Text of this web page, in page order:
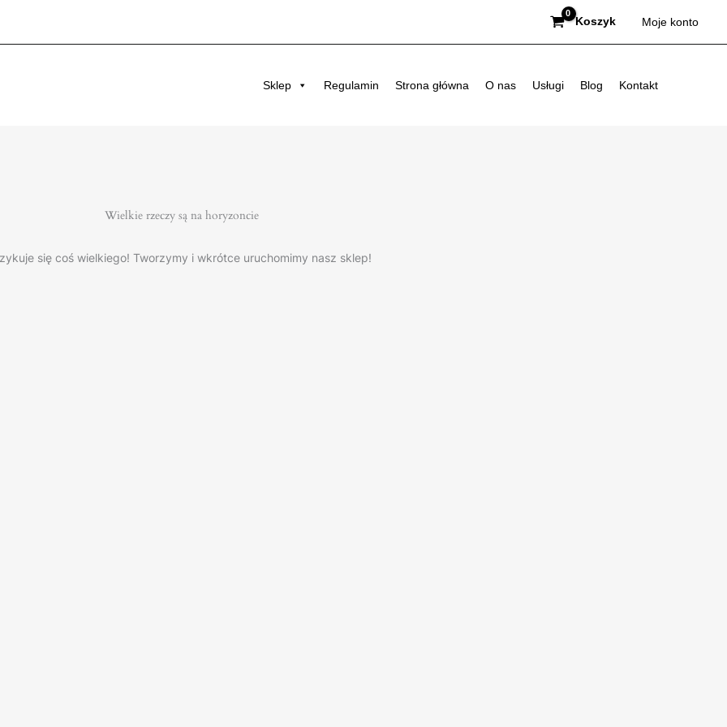
Koszyk Moje konto
Sklep Regulamin Strona główna O nas Usługi Blog Kontakt
Wielkie rzeczy są na horyzoncie
się coś wielkiego! Tworzymy i wkrótce uruchomimy nasz sklep!